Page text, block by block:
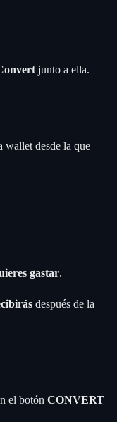
junto a ella.
wallet desde la que
gastar.
después de la
el botón CONVERT